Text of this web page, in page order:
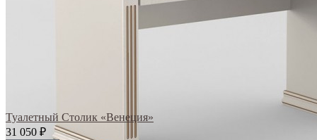
Туалетный Столик «Венеция»
31 050 ₽